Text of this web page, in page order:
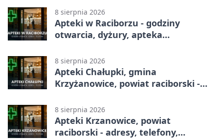
8 sierpnia 2026
Apteki w Raciborzu - godziny
otwarcia, dyżury, apteka
8 sierpnia 2026
Apteki Chałupki, gmina
Krzyżanowice, powiat raciborski -
8 sierpnia 2026
Apteki Krzanowice, powiat
raciborski - adresy, telefony,